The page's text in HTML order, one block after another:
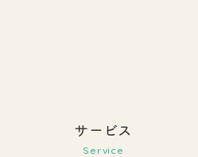
サービス
Service